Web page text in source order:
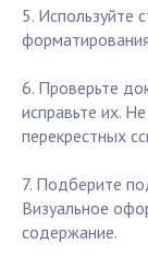
5. Используйте
6. Проверьте
исправьте их.
перекрестных
7. Подберите
Визуальное
содержание.